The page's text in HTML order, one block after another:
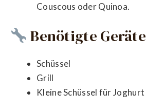
Couscous oder Quinoa.
Benötigte Geräte
Schüssel
Grill
Kleine Schüssel für Joghurt